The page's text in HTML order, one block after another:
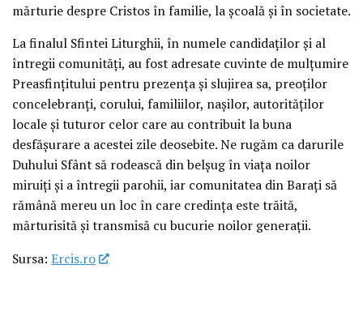
mărturie despre Cristos în familie, la școală și în societate.
La finalul Sfintei Liturghii, în numele candidaților și al
întregii comunități, au fost adresate cuvinte de mulțumire
Preasfințitului pentru prezența și slujirea sa, preoților
concelebranți, corului, familiilor, nașilor, autorităților
locale și tuturor celor care au contribuit la buna
desfășurare a acestei zile deosebite. Ne rugăm ca darurile
Duhului Sfânt să rodească din belșug în viața noilor
miruiți și a întregii parohii, iar comunitatea din Barați să
rămână mereu un loc în care credința este trăită,
mărturisită și transmisă cu bucurie noilor generații.
Sursa: Ercis.ro